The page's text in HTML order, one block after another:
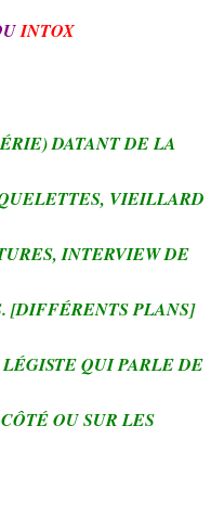
INTOX
DATANT DE LA
VIEILLARD
INTERVIEW DE
[DIFFÉRENTS PLANS]
QUI PARLE DE
OU SUR LES